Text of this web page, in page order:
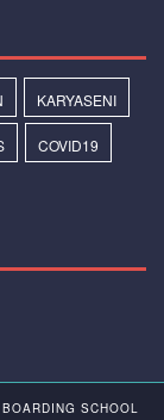
KARYASENI
COVID19
SCHOOL